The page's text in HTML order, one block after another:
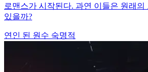
로맨스가 시작된다. 과연 이들은 원래의
있을까?
연인 된 원수 숙명적